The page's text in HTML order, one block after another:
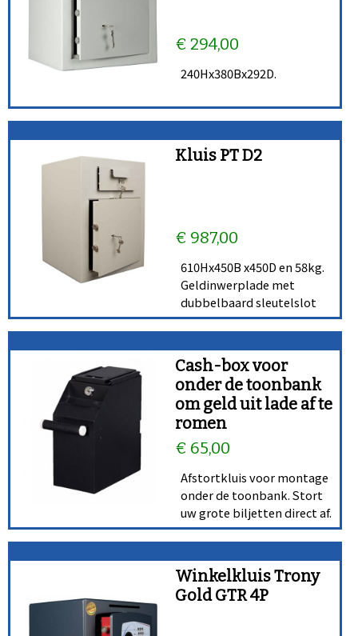
€ 294,00
240Hx380Bx292D.
Kluis PT D2
€ 987,00
610Hx450B x450D en 58kg.
Geldinwerplade met
dubbelbaard sleutelslot
Cash-box voor
onder de toonbank
om geld uit lade af te
romen
€ 65,00
Afstortkluis voor montage
onder de toonbank. Stort
uw grote biljetten direct af.
Winkelkluis Trony
Gold GTR 4P